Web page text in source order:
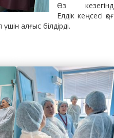
Өз
Елдік кеңсесі
алғыс білдірді.